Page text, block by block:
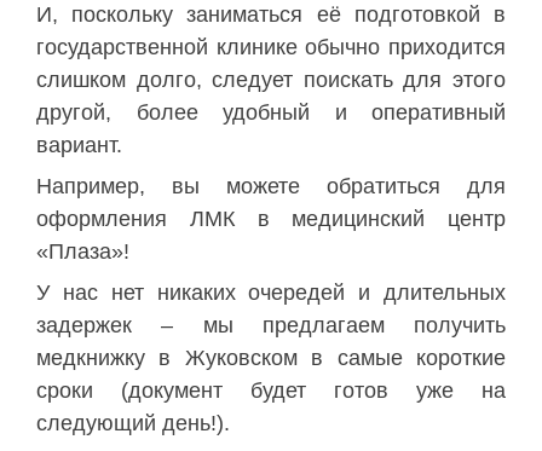
И, поскольку заниматься её подготовкой в
государственной клинике обычно приходится
слишком долго, следует поискать для этого
другой, более удобный и оперативный
вариант.
Например, вы можете обратиться для
оформления ЛМК в медицинский центр
«Плаза»!
У нас нет никаких очередей и длительных
задержек – мы предлагаем получить
медкнижку в Жуковском в самые короткие
сроки (документ будет готов уже на
следующий день!).